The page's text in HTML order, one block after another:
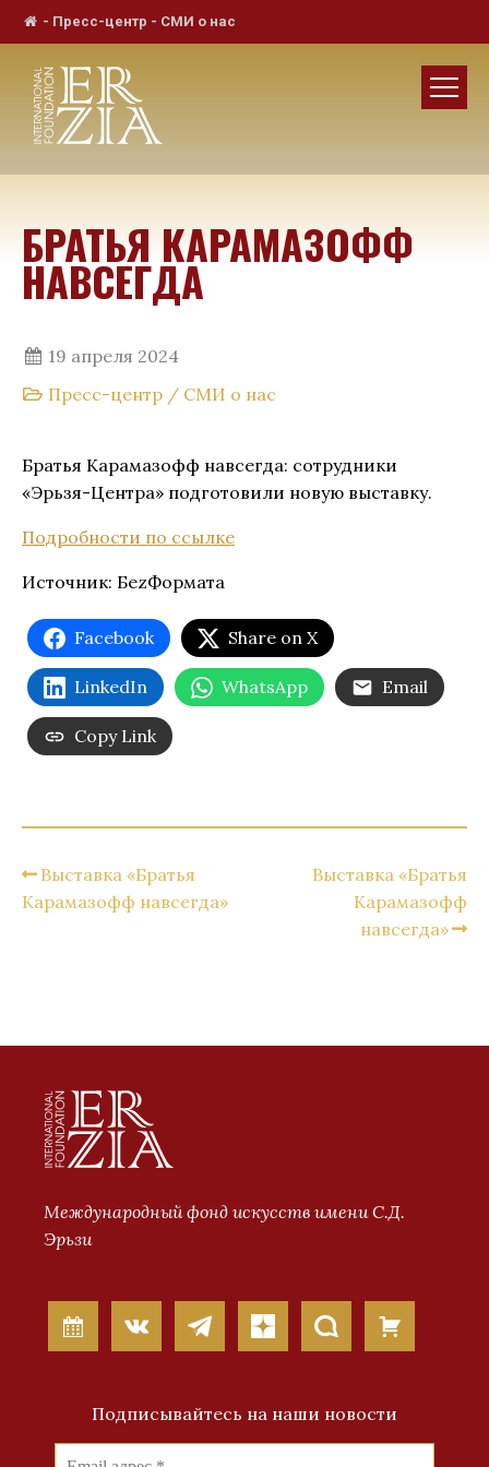
- Пресс-центр - СМИ о нас
БРАТЬЯ КАРАМАЗОФФ
НАВСЕГДА
19 апреля 2024
Пресс-центр / СМИ о нас
Братья Карамазофф навсегда: сотрудники
«Эрьзя-Центра» подготовили новую выставку.
Подробности по ссылке
Источник: БеzФормата
Facebook Share on X
LinkedIn WhatsApp Email
Copy Link
Выставка «Братья
Карамазофф навсегда»
Выставка «Братья
Карамазофф
навсегда»
Международный фонд искусств имени С.Д.
Эрьзи
Подписывайтесь на наши новости